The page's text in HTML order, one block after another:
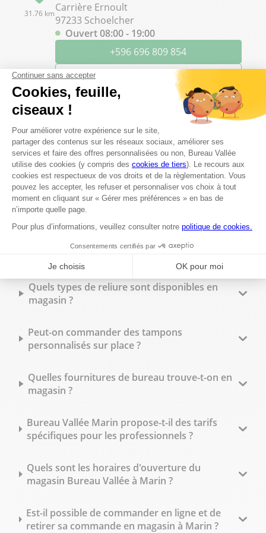
31.76 kmCarrière Ernoult
97233 Schoelcher
Ouvert 08:00 - 19:00
+596 696 809 854
Voir plus
Les questions les plus fréquentes
Proposez-vous un service d'impression à
Marin ?
Est-il possible de faire des photocopies en
magasin ?
Peut-on faire imprimer des flyers à Bureau
Quels types de reliure sont disponibles en
magasin ?
Peut-on commander des tampons
personnalisés sur place ?
Quelles fournitures de bureau trouve-t-on en
magasin ?
Bureau Vallée Marin propose-t-il des tarifs
spécifiques pour les professionnels ?
Quels sont les horaires d'ouverture du
magasin Bureau Vallée à Marin ?
Est-il possible de commander en ligne et de
retirer sa commande en magasin à Marin ?